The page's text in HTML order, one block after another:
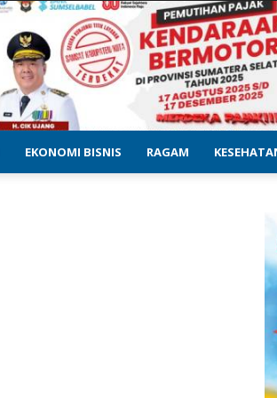
EKONOMI BISNIS RAGAM